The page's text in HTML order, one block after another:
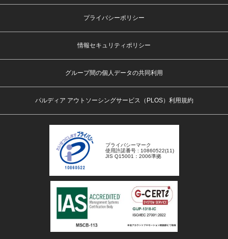
プライバシーポリシー
情報セキュリティポリシー
グループ間の個人データの共同利用
パルディア アウトソーシングサービス（PLOS）利用規約
プライバシーマーク
使用許諾番号 : 10860522(11)
JIS Q15001：2006準拠